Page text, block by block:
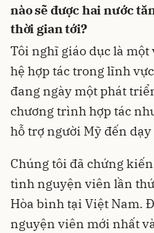
nào sẽ được hai nước
thời gian tới?
Tôi nghĩ giáo dục là
hệ hợp tác trong lĩnh
đang ngày một phát
chương trình hợp tác
hỗ trợ người Mỹ đến
Chúng tôi đã chứng
tình nguyện viên lần
Hòa bình tại Việt Nam.
nguyện viên mới nhất